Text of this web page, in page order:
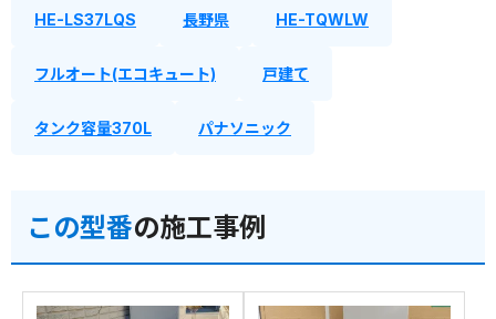
HE-LS37LQS 長野県 HE-TQWLW
フルオート(エコキュート) 戸建て
タンク容量370L パナソニック
この型番の施工事例